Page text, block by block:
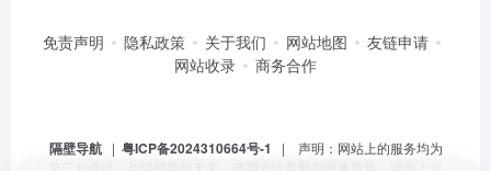
免责声明 隐私政策 关于我们 网站地图
友链申请
网站收录
商务合作
隔壁导航| 粤ICP备2024310664号-1
| 声明：网站上的服务均为